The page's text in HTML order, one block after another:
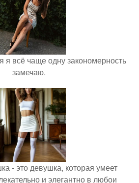
я всё чаще одну закономерность
замечаю.
- это девушка, которая умеет
и элегантно в любои